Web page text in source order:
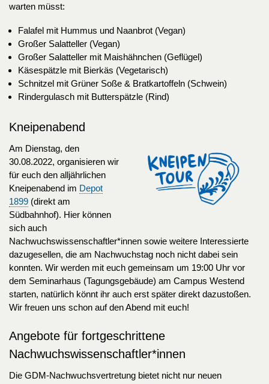
warten müsst:
Falafel mit Hummus und Naanbrot (Vegan)
Großer Salatteller (Vegan)
Großer Salatteller mit Maishähnchen (Geflügel)
Käsespätzle mit Bierkäs (Vegetarisch)
Schnitzel mit Grüner Soße & Bratkartoffeln (Schwein)
Rindergulasch mit Butterspätzle (Rind)
Kneipenabend
Am Dienstag, den
30.08.2022, organisieren wir
für euch den alljährlichen
Kneipenabend im Depot
1899 (direkt am
Südbahnhof). Hier können
sich auch
Nachwuchswissenschaftler*innen sowie weitere Interessierte
dazugesellen, die am Nachwuchstag noch nicht dabei sein
konnten. Wir werden mit euch gemeinsam um 19:00 Uhr vor
dem Seminarhaus (Tagungsgebäude) am Campus Westend
starten, natürlich könnt ihr auch erst später direkt dazustoßen.
Wir freuen uns schon auf den Abend mit euch!
Angebote für fortgeschrittene
Nachwuchswissenschaftler*innen
Die GDM-Nachwuchsvertretung bietet nicht nur neuen